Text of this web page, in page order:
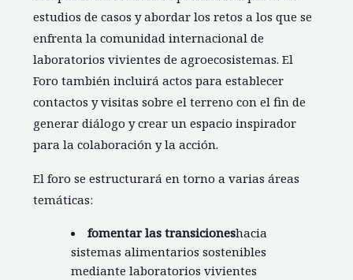
estudios de casos y abordar los retos a los que se
enfrenta la comunidad internacional de
laboratorios vivientes de agroecosistemas. El
Foro también incluirá actos para establecer
contactos y visitas sobre el terreno con el fin de
generar diálogo y crear un espacio inspirador
para la colaboración y la acción.
El foro se estructurará en torno a varias áreas
temáticas:
fomentar las transicioneshacia
sistemas alimentarios sostenibles
mediante laboratorios vivientes